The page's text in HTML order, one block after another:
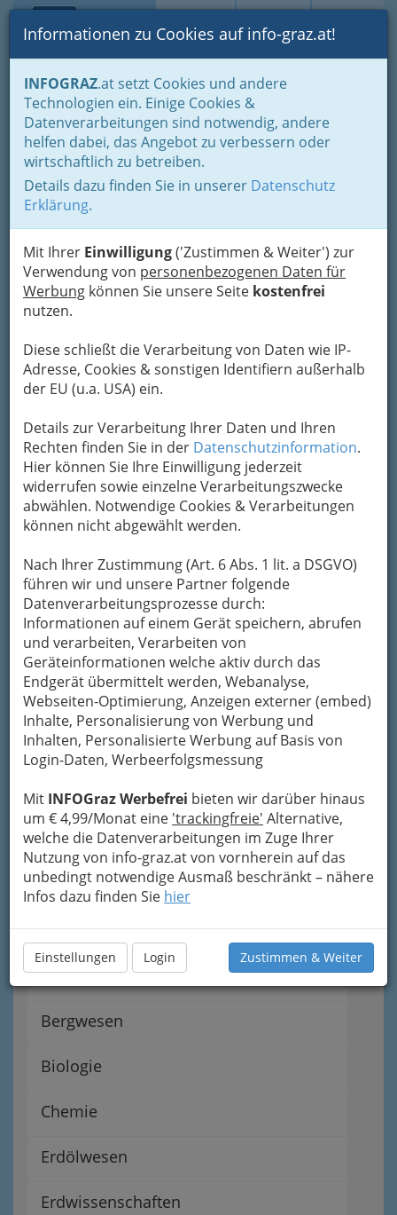
Suche Login Toggle
Informationen zu Cookies auf info-graz.at!
INFOGRAZ.at setzt Cookies und andere
Technologien ein. Einige Cookies &
Datenverarbeitungen sind notwendig, andere
helfen dabei, das Angebot zu verbessern oder
wirtschaftlich zu betreiben.
Details dazu finden Sie in unserer Datenschutz
Erklärung.
Mit Ihrer Einwilligung('Zustimmen & Weiter') zur
Verwendung von personenbezogenen Daten für
Werbung können Sie unsere Seite kostenfrei
nutzen.
Diese schließt die Verarbeitung von Daten wie IP-
Adresse, Cookies & sonstigen Identifiern außerhalb
der EU (u.a. USA) ein.
Details zur Verarbeitung Ihrer Daten und Ihren
Rechten finden Sie in der Datenschutzinformation.
Hier können Sie Ihre Einwilligung jederzeit
widerrufen sowie einzelne Verarbeitungszwecke
abwählen. Notwendige Cookies & Verarbeitungen
können nicht abgewählt werden.
Nach Ihrer Zustimmung (Art. 6 Abs. 1 lit. a DSGVO)
führen wir und unsere Partner folgende
Datenverarbeitungsprozesse durch:
Informationen auf einem Gerät speichern, abrufen
und verarbeiten, Verarbeiten von
Geräteinformationen welche aktiv durch das
Endgerät übermittelt werden, Webanalyse,
Webseiten-Optimierung, Anzeigen externer (embed)
Inhalte, Personalisierung von Werbung und
Inhalten, Personalisierte Werbung auf Basis von
Login-Daten, Werbeerfolgsmessung
Mit INFOGraz Werbefrei bieten wir darüber hinaus
um € 4,99/Monat eine 'trackingfreie' Alternative,
welche die Datenverarbeitungen im Zuge Ihrer
Nutzung von info-graz.at von vornherein auf das
unbedingt notwendige Ausmaß beschränkt – nähere
Infos dazu finden Sie hier
Einstellungen Login Zustimmen & Weiter
Home Branchen
Gewerbe, Handwerk, Banken
Information und Consulting
Technische Büros - Ingenieurbüros
Sonstige Fachgebiete Techn. Büros
Mohammed Abdul Kayum
Hossin
Lendplatz 5, 8020 Graz
Karte
Adresse mit Google Maps anschauen
Navigation
Elektrotechnik
Installationstechnik in Graz
und Graz Umgebung
Bauphysiker und Bauphysikerin
Bautechnik
Bergwesen
Biologie
Chemie
Erdölwesen
Erdwissenschaften